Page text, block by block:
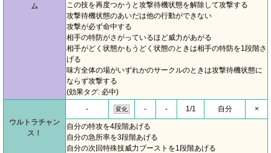
ム
この技を再度つかうと攻撃待機状態を解除して攻撃する
攻撃待機状態のあいだは他の行動ができない
攻撃が必ず命中する
相手の特防がさがっているほど威力があがる
相手がどく状態かもうどく状態のときは相手の特防を1段階さ
げる
味方全体の場がいずれかのサークルのときは攻撃待機状態に
ならず攻撃する
(効果タグ: 必中)
ウルトラチャン
ス！
- 変化 - - 1/1 自分 ×
自分の特攻を4段階あげる
自分の急所率を3段階あげる
自分の次回特殊技威力ブーストを1段階あげる